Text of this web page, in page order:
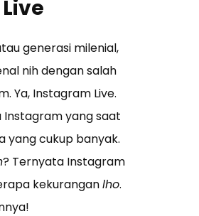
generasi milenial,
nih dengan salah
Ya, Instagram Live.
Instagram yang saat
yang cukup banyak.
? Ternyata Instagram
kekuranganlho.